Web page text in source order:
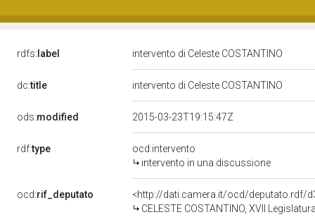
rdfs: label intervento di Celeste COSTANTINO
dc:title intervento di Celeste COSTANTINO
ods:modified 2015-03-23T19:15:47Z
rdf:type
ocd:intervento
intervento in una discussione
ocd:rif_deputato
<http://dati.camera.it/ocd/deputato.rdf/
CELESTE COSTANTINO, XVII